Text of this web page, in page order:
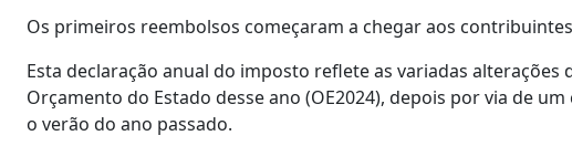
Os primeiros reembolsos começaram a chegar aos
Esta declaração anual do imposto reflete as variadas alterações
Orçamento do Estado desse ano (OE2024), depois por via de
o verão do ano passado.